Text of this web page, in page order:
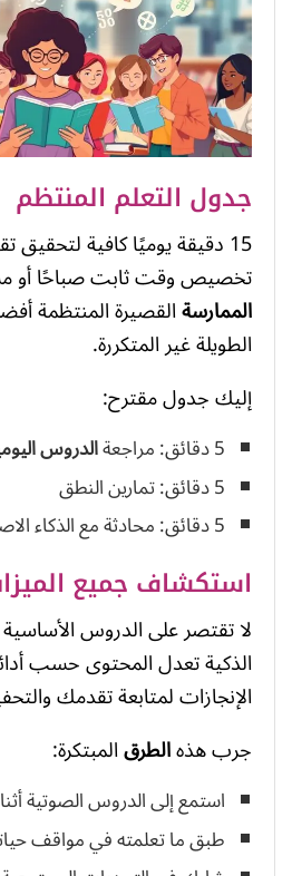
جدول التعلم المنتظم
15 دقيقة يوميًا كافية
تخصيص وقت ثابت صباحًا أو
الممارسةالقصيرة المنتظمة
الطويلة غير المتكررة.
إليك جدول مقترح:
5 دقائق: مراجعة
الدروس
5 دقائق: تمارين النطق
5 دقائق: محادثة مع الذكاء الاصطناعي
استكشاف جميع
لا تقتصر على الدروس
الذكية تعدل المحتوى حسب
الإنجازات لمتابعة تقدمك
جرب هذهالطرقالمبتكرة:
استمع إلى الدروس الصوتية
طبق ما تعلمته في مواقف